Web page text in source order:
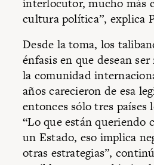
cultura política”, explica
Desde la toma, los
énfasis en que desean
la comunidad
años carecieron de esa
entonces sólo tres países
“Lo que están queriendo
un Estado, eso implica
otras estrategias”,